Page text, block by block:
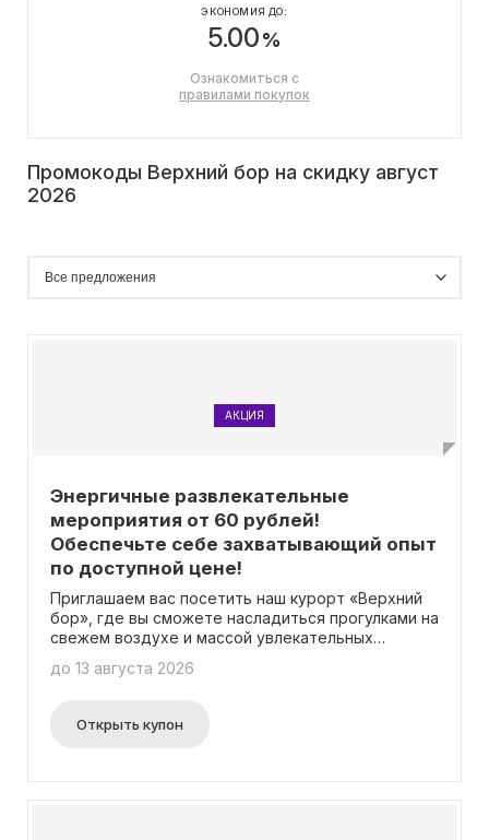
ЭКОНОМИЯ ДО:
5.00%
Ознакомиться с
правилами покупок
Промокоды Верхний бор на скидку август
2026
АКЦИЯ
Энергичные развлекательные
мероприятия от 60 рублей!
Обеспечьте себе захватывающий опыт
по доступной цене!
Приглашаем вас посетить наш курорт «Верхний
бор», где вы сможете насладиться прогулками на
свежем воздухе и массой увлекательных
потребуется вводить промокод, чтобы получить
до 13 августа 2026
Открыть купон